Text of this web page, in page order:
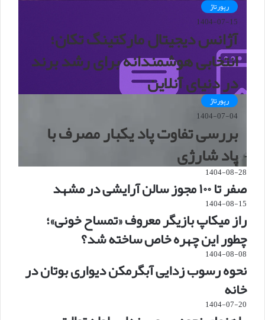
رپورتاژ
1404-07-15
آژانس دیجیتال مارکتینگ تکان؛
انتخابی هوشمندانه برای رشد برند
در دنیای آنلاین
رپورتاژ
1404-07-04
بررسی تفاوت پاد یکبار مصرف با
پاد شارژی
1404-08-28
صفر تا ۱۰۰ مجوز سالن آرایشی در مشهد
1404-08-15
راز میکاپ بازیگر معروف «تمساح خونی»؛
چطور این چهره خاص ساخته شد؟
1404-08-08
نحوه رسوب زدایی آبگرمکن دیواری بوتان در
خانه
1404-07-20